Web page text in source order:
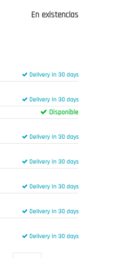
En existencias
Delivery in 30 days
Delivery in 30 days
Disponible
Delivery in 30 days
Delivery in 30 days
Delivery in 30 days
Delivery in 30 days
Delivery in 30 days